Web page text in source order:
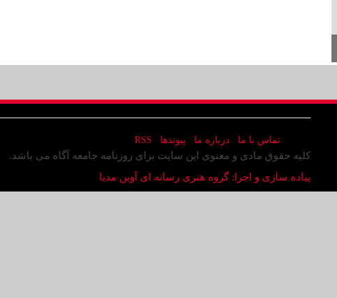
تماس با ما درباره ما پیوندها RSS
کلیه حقوق مادی و معنوی این سایت برای روزنامه جامعه آگاه می باشد.
پیاده سازی و اجرا: گروه هنری رسانه ای آوین مدیا